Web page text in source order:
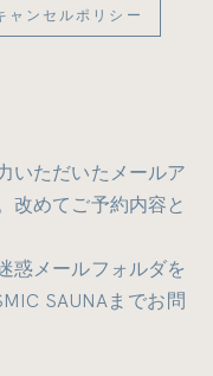
ビティをお楽しみ
ました。
ルの香りに包まれ
き、体の表面だけ
たためる。
SUP
、サップの上での
と周りにある木々
でサウナ上がりに
めする
間。
で、心も体も解放
過ごしただけま
、一番自由を感じる
びに夜光虫が煌め
。まるで水を得た魚
び込みたい衝動に駆
をさらけだし、自
ャンセルポリシー
いただいたメールア
改めてご予約内容と
惑メールフォルダを
SAUNAまでお問